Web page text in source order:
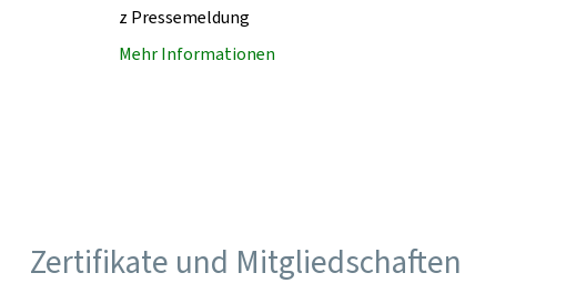
z Pressemeldung
Mehr Informationen
Zertifikate und Mitgliedschaften